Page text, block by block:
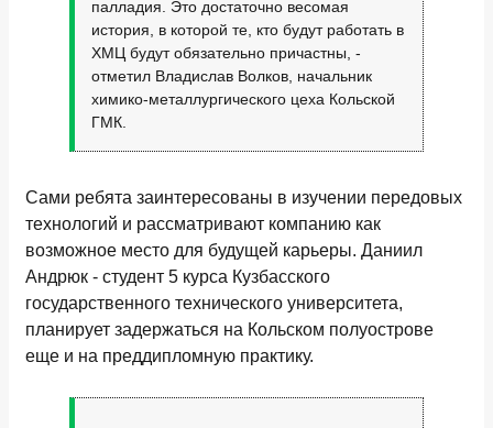
палладия. Это достаточно весомая
история, в которой те, кто будут работать в
ХМЦ будут обязательно причастны, -
отметил Владислав Волков, начальник
химико-металлургического цеха Кольской
ГМК.
Сами ребята заинтересованы в изучении передовых
технологий и рассматривают компанию как
возможное место для будущей карьеры. Даниил
Андрюк - студент 5 курса Кузбасского
государственного технического университета,
планирует задержаться на Кольском полуострове
еще и на преддипломную практику.